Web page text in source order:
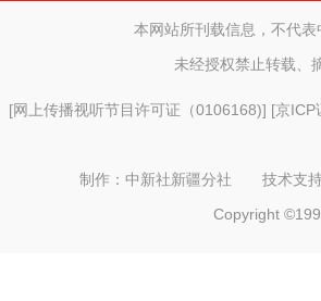
项目本网站所刊载信息，不代
未经授权禁止转载、
[网上传播视听节目许可证（0106168)] [京ICP
制作：中新社新疆分社 技术
Copyright